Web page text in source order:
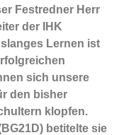
Festredner Herr
der IHK
Lernen ist
sich unsere
den bisher
klopfen.
betitelte sie